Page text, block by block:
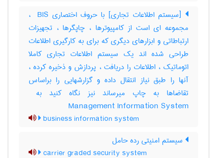
[سیستم اطلاعات تجاری] با حروف اختصاری ‎ BIS ،
مجموعه ای است از کامپیوترها ، چاپگرها ، تجهیزات
ارتباطاتی و ابزارهای دیگری که برای به کارگیری اطلاعات
طراحی شده اند یک سیستم اطلاعات تجاری کاملا
اتوماتیک ، اطلاعات را دریافت ، پردازش و ذخیره کرده ،
آنها را طبق نیاز انتقال داده و گزارشهایی را براساس
Management Information System
business information system
سیستم امنیتی رده حامل
carrier graded security system